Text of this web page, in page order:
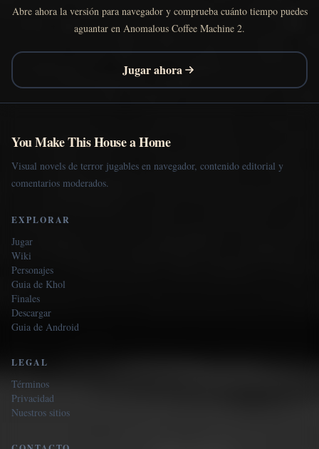
Abre ahora la versión para navegador y comprueba cuánto tiempo puedes
aguantar en Anomalous Coffee Machine 2.
Jugar ahora
You Make This House a Home
Visual novels de terror jugables en navegador, contenido editorial y
comentarios moderados.
EXPLORAR
Jugar
Wiki
Personajes
Guia de Khol
Finales
Descargar
Guia de Android
LEGAL
Términos
Privacidad
Nuestros sitios